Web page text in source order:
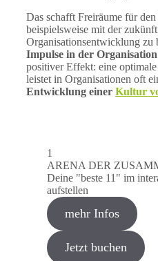
Das schafft Freiräume für
beispielsweise mit der
Organisationsentwicklung zu
Impulse in der Organisation
positiver Effekt: eine
leistet in Organisationen oft
Entwicklung einer Kultur
1
ARENA DER
Deine "beste 11" im
aufstellen
mehr Infos
Jetzt buchen